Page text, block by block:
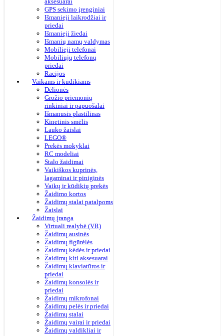
GPS sekimo įrenginiai
Išmanieji laikrodžiai ir
priedai
Išmanieji žiedai
Išmanių namų valdymas
Mobilieji telefonai
Mobiliųjų telefonų
priedai
Racijos
Vaikams ir kūdikiams
Dėlionės
Grožio priemonių
rinkiniai ir papuošalai
Išmanusis plastilinas
Kinetinis smėlis
Lauko žaislai
LEGO®
Prekės mokyklai
RC modeliai
Stalo žaidimai
Vaikiškos kuprinės,
lagaminai ir piniginės
Vaikų ir kūdikių prekės
Žaidimo kortos
Žaidimų stalai patalpoms
Žaislai
Žaidimų įranga
Virtuali realybė (VR)
Žaidimų ausinės
Žaidimų figūrėlės
Žaidimų kėdės ir priedai
Žaidimų kiti aksesuarai
Žaidimų klaviatūros ir
priedai
Žaidimų konsolės ir
priedai
Žaidimų mikrofonai
Žaidimų pelės ir priedai
Žaidimų stalai
Žaidimų vairai ir priedai
Žaidimų valdikliai ir